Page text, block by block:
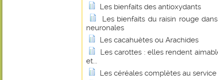
Les bienfaits des antioxydants
Les bienfaits du raisin rouge
neuronales
Les cacahuètes ou Arachides
Les carottes : elles rendent
et...
Les céréales complètes au